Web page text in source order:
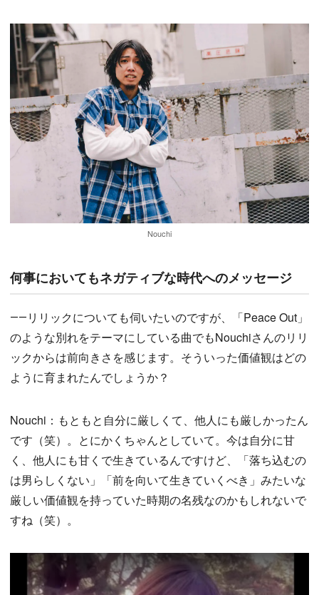
Nouchi
何事においてもネガティブな時代へのメッセージ
――リリックについても伺いたいのですが、「Peace Out」
のような別れをテーマにしている曲でもNouchiさんのリリ
ックからは前向きさを感じます。そういった価値観はどの
ように育まれたんでしょうか？
Nouchi：もともと自分に厳しくて、他人にも厳しかったん
です（笑）。とにかくちゃんとしていて。今は自分に甘
く、他人にも甘くで生きているんですけど、「落ち込むの
は男らしくない」「前を向いて生きていくべき」みたいな
厳しい価値観を持っていた時期の名残なのかもしれないで
すね（笑）。